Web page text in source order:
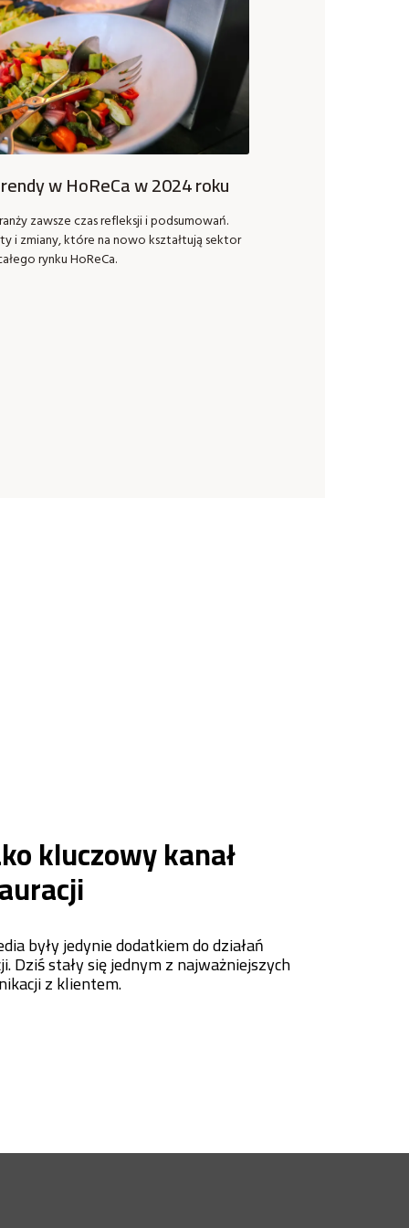
w HoReCa w 2024 roku
zawsze czas refleksji i podsumowań.
i zmiany, które na nowo kształtują sektor
rynku HoReCa.
kluczowy kanał
były jedynie dodatkiem do działań
Dziś stały się jednym z najważniejszych
z klientem.